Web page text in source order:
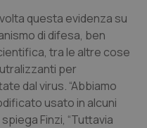
questa evidenza su
di difesa, ben
tra le altre cose
per
dal virus. “Abbiamo
usato in alcuni
Finzi, “Tuttavia